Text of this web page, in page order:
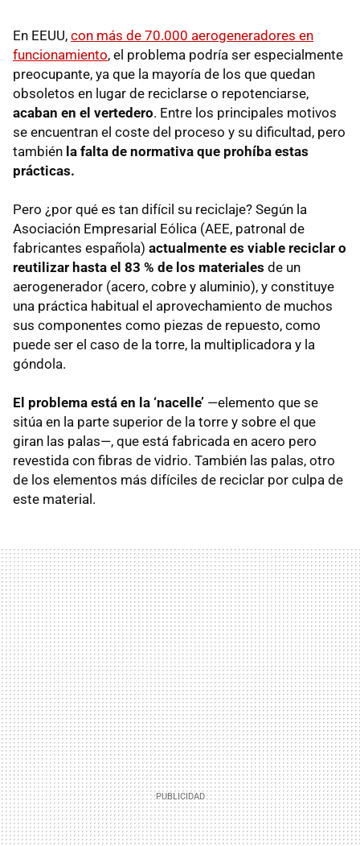
En EEUU, con más de 70.000 aerogeneradores en
funcionamiento, el problema podría ser especialmente
preocupante, ya que la mayoría de los que quedan
obsoletos en lugar de reciclarse o repotenciarse,
acaban en el vertedero. Entre los principales motivos
se encuentran el coste del proceso y su dificultad, pero
también la falta de normativa que prohíba estas
prácticas.
Pero ¿por qué es tan difícil su reciclaje? Según la
Asociación Empresarial Eólica (AEE, patronal de
fabricantes española) actualmente es viable reciclar o
reutilizar hasta el 83 % de los materiales de un
aerogenerador (acero, cobre y aluminio), y constituye
una práctica habitual el aprovechamiento de muchos
sus componentes como piezas de repuesto, como
puede ser el caso de la torre, la multiplicadora y la
góndola.
El problema está en la ‘nacelle’ —elemento que se
sitúa en la parte superior de la torre y sobre el que
giran las palas—, que está fabricada en acero pero
revestida con fibras de vidrio. También las palas, otro
de los elementos más difíciles de reciclar por culpa de
este material.